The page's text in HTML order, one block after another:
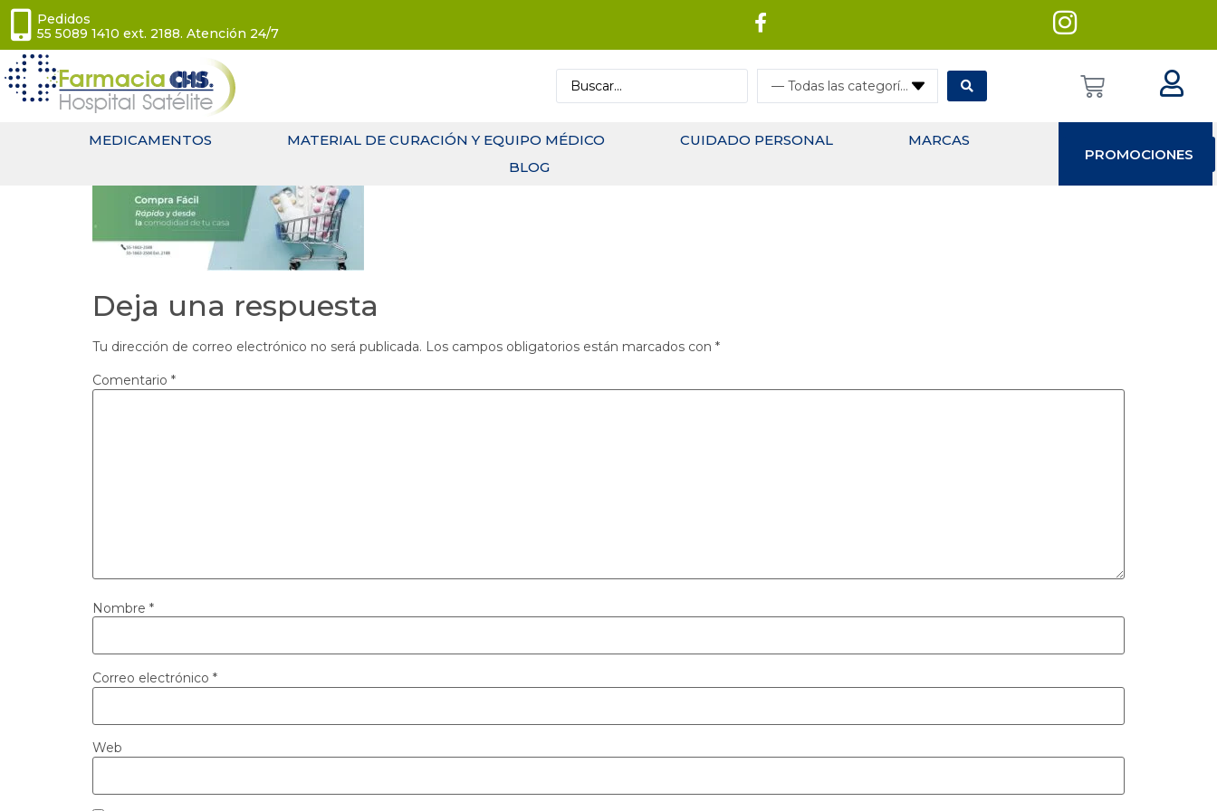
Pedidos
55 5089 1410 ext. 2188. Atención 24/7
— Todas las categorías
MEDICAMENTOS MATERIAL DE CURACIÓN Y EQUIPO MÉDICO CUIDADO PERSONAL
MARCAS
BLOG
PROMOCIONES
Deja una respuesta
Tu dirección de correo electrónico no será publicada. Los campos obligatorios están marcados con *
Comentario *
Nombre *
Correo electrónico *
Web